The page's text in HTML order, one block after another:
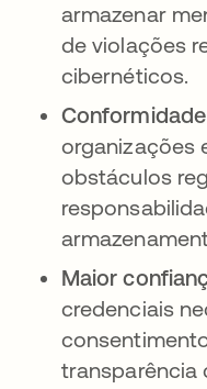
armazenar
de violações
cibernéticos.
organizações
obstáculos
Maior
credenciais
transparência